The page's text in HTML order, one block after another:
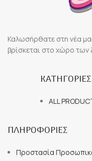
Καλωσήρθατε στη νέα
βρίσκεται στο χώρο
ΚΑΤΗΓΟΡΙΕΣ
ALL
ΠΛΗΡΟΦΟΡΙΕΣ
Προστασία